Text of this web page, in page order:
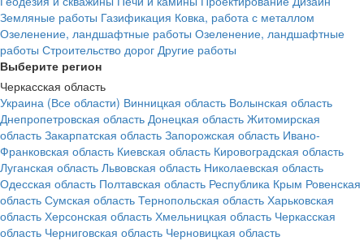
Земляные работы Газификация Ковка, работа с металлом
Озеленение, ландшафтные работы Озеленение, ландшафтные
работы Строительство дорог Другие работы
Выберите регион
Черкасская область
Украина (Все области) Винницкая область Волынская область
Днепропетровская область Донецкая область Житомирская
область Закарпатская область Запорожская область Ивано-
Франковская область Киевская область Кировоградская область
Луганская область Львовская область Николаевская область
Одесская область Полтавская область Республика Крым Ровенская
область Сумская область Тернопольская область Харьковская
область Херсонская область Хмельницкая область Черкасская
область Черниговская область Черновицкая область